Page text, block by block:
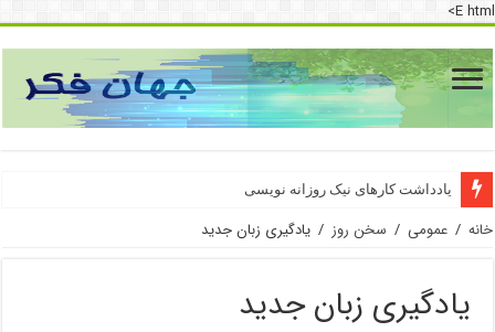
E html>
یادداشت کارهای نیک روزانه نویسی
دسترسی به اینترنت پرو
خانه / عمومی / سخن روز / یادگیری زبان جدید
یادگیری زبان جدید